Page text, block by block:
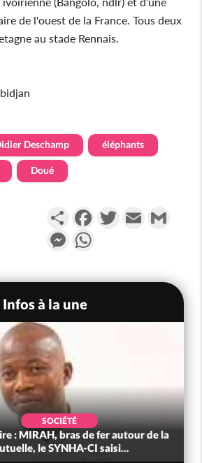
de l'ouest de la France. Tous deux
au stade Rennais.
Deschamp éléphants
Doué
PartagerFacebookTwitterEmail
Messenger
Infos à la une
SOCIÉTÉ
MIRAH, bras de fer autour de la
le SYNHA-CI saisi...